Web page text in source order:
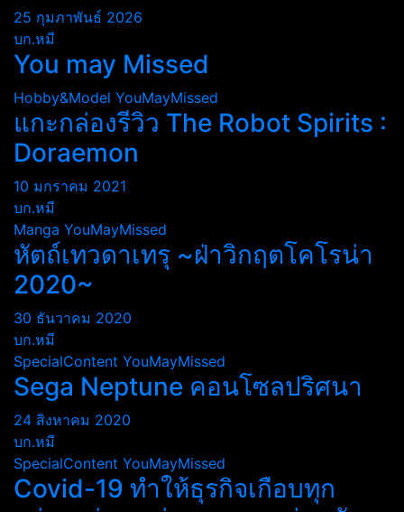
25 กุมภาพันธ์ 2026
บก.หมี
You may Missed
Hobby&Model YouMayMissed
แกะกล่องรีวิว The Robot Spirits :
Doraemon
10 มกราคม 2021
บก.หมี
Manga YouMayMissed
หัตถ์เทวดาเทรุ ~ฝ่าวิกฤตโคโรน่า
2020~
30 ธันวาคม 2020
บก.หมี
SpecialContent YouMayMissed
Sega Neptune คอนโซลปริศนา
24 สิงหาคม 2020
บก.หมี
SpecialContent YouMayMissed
Covid-19 ทำให้ธุรกิจเกือบทุก